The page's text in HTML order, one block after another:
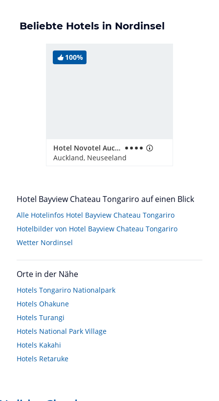
Beliebte Hotels in Nordinsel
100%
Hotel Novotel Auckland Airport
Auckland, Neuseeland
Hotel Bayview Chateau Tongariro auf einen Blick
Alle Hotelinfos Hotel Bayview Chateau Tongariro
Hotelbilder von Hotel Bayview Chateau Tongariro
Wetter Nordinsel
Orte in der Nähe
Hotels Tongariro Nationalpark
Hotels Ohakune
Hotels Turangi
Hotels National Park Village
Hotels Kakahi
Hotels Retaruke